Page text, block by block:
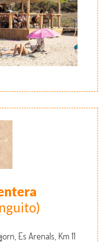
Es Arenals, Km 11